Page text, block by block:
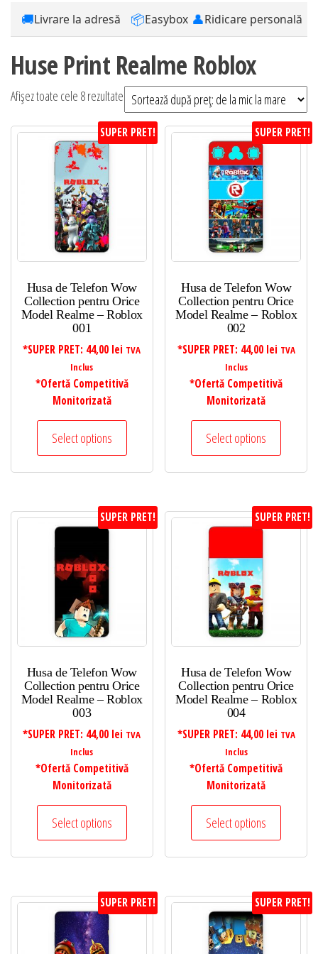
🚚Livrare la adresă 📦Easybox 👤Ridicare personală
Huse Print Realme Roblox
Afișez toate cele 8 rezultate Sortat
după
preț:
SUPER PRET!
Husa de Telefon Wow
Collection pentru Orice
Model Realme – Roblox
001
*SUPER PRET: 44,00 lei TVA
Inclus
*Ofertă Competitivă
Monitorizată
Select options
SUPER PRET!
Husa de Telefon Wow
Collection pentru Orice
Model Realme – Roblox
002
*SUPER PRET: 44,00 lei TVA
Inclus
*Ofertă Competitivă
Monitorizată
Select options
SUPER PRET!
Husa de Telefon Wow
Collection pentru Orice
Model Realme – Roblox
003
*SUPER PRET: 44,00 lei TVA
Inclus
*Ofertă Competitivă
Monitorizată
Select options
SUPER PRET!
Husa de Telefon Wow
Collection pentru Orice
Model Realme – Roblox
004
*SUPER PRET: 44,00 lei TVA
Inclus
*Ofertă Competitivă
Monitorizată
Select options
SUPER PRET! SUPER PRET!